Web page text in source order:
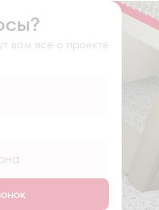
вам все о проекте